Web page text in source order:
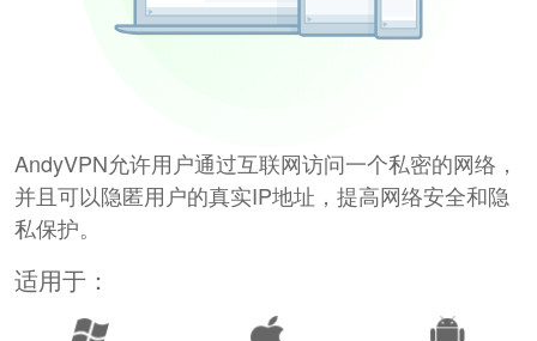
AndyVPN允许用户通过互联网访问一个私密的网络，
并且可以隐匿用户的真实IP地址，提高网络安全和隐
私保护。
适用于：